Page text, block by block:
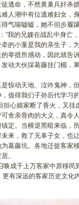
逃命，不然黄巢兵奸杀
人潮中有位逃难妇女，
气喘嘘嘘，她不但步履
“我的兄嫂在战乱中身亡
的小童是我的亲生子，
举措所感动，因此就告
动大伙採葛藤挂门楣，
动天地、泣吟鬼神，
值得我们子孙后代学习
心娘家断了香火，又挂
舍亲骨肉的大义，真令人
。当横逆黑暗来临，
来，救了无辜子女，也
葛藤坑。各地迁徙客家
。
千上万客家中原移民
有深远的客家历史文化